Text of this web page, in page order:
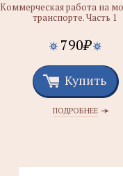
Коммерческая работа на
транспорте. Часть 1
790₽
Купить
ПОДРОБНЕЕ